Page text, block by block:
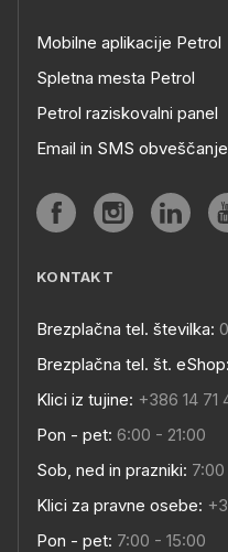
Mobilne aplikacije Petrol
Spletna mesta Petrol
Petrol raziskovalni panel
Email in SMS obveščanje
KONTAKT
Brezplačna tel. številka:
Brezplačna tel. št. eShop:
Klici iz tujine: +386 14 71
Pon - pet: 6:00 - 21:00
Sob, ned in prazniki:
Klici za pravne osebe:
Pon - pet: 7:00 - 15:00